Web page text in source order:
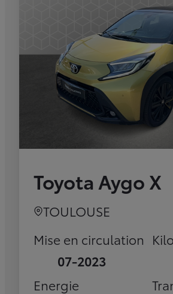
Toyota Aygo X
TOULOUSE
Mise en circulation
07-2023
Energie